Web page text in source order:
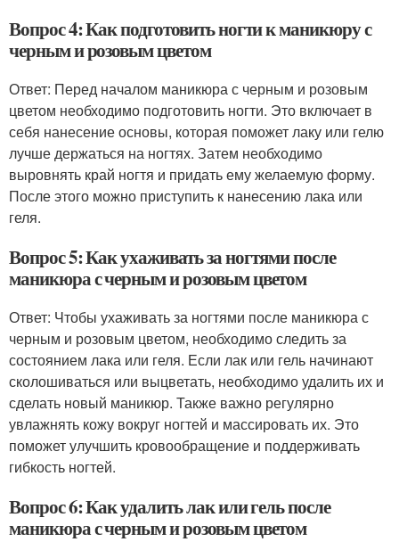
Вопрос 4: Как подготовить ногти к маникюру с
черным и розовым цветом
Ответ: Перед началом маникюра с черным и розовым
цветом необходимо подготовить ногти. Это включает в
себя нанесение основы, которая поможет лаку или гелю
лучше держаться на ногтях. Затем необходимо
выровнять край ногтя и придать ему желаемую форму.
После этого можно приступить к нанесению лака или
геля.
Вопрос 5: Как ухаживать за ногтями после
маникюра с черным и розовым цветом
Ответ: Чтобы ухаживать за ногтями после маникюра с
черным и розовым цветом, необходимо следить за
состоянием лака или геля. Если лак или гель начинают
сколошиваться или выцветать, необходимо удалить их и
сделать новый маникюр. Также важно регулярно
увлажнять кожу вокруг ногтей и массировать их. Это
поможет улучшить кровообращение и поддерживать
гибкость ногтей.
Вопрос 6: Как удалить лак или гель после
маникюра с черным и розовым цветом